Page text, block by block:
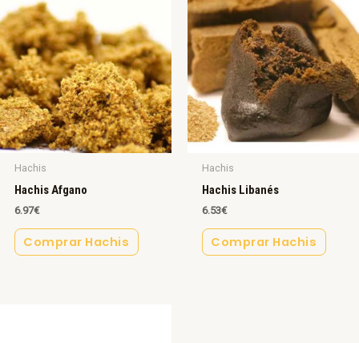
Hachis
Hachis Afgano
6.97€
Comprar Hachis
Hachis
Hachis Libanés
6.53€
Comprar Hachis